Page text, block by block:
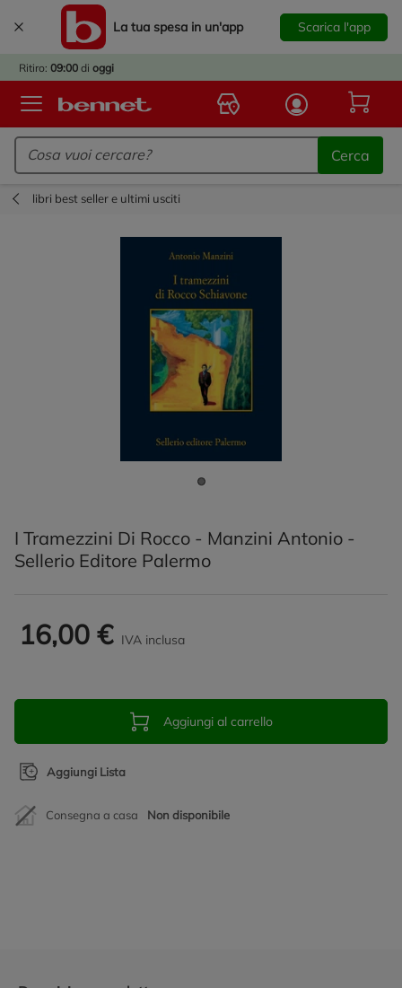
La tua spesa in un'app Scarica l'app
Ritiro: 09:00 di oggi
Logo Bennet - Torna alla homepage
Cerca
libri best seller e ultimi usciti
I Tramezzini Di Rocco - Manzini Antonio -
Sellerio Editore Palermo
16,00 € IVA inclusa
Aggiungi al carrello
Aggiungi Lista
Consegna a casa Non disponibile